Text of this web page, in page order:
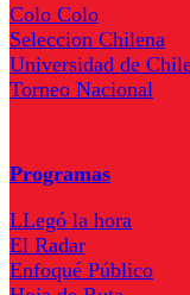
Colo Colo
Seleccion Chilena
Universidad de
Torneo Nacional
Programas
LLegó la hora
El Radar
Enfoqué Público